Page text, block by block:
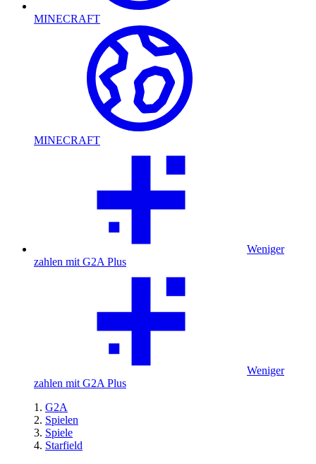
MINECRAFT
MINECRAFT
Weniger
zahlen mit G2A Plus
Weniger
zahlen mit G2A Plus
G2A
Spielen
Spiele
Starfield